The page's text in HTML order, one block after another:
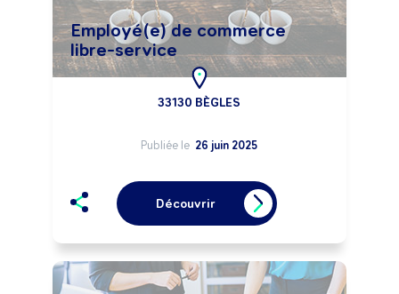
Employé(e) de commerce
libre-service
33130 BÈGLES
Publiée le 26 juin 2025
Découvrir